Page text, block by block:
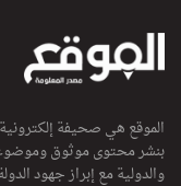
الموقع هي صحيفة
بنشر محتوى موثوق
والدولية مع إبراز جهود